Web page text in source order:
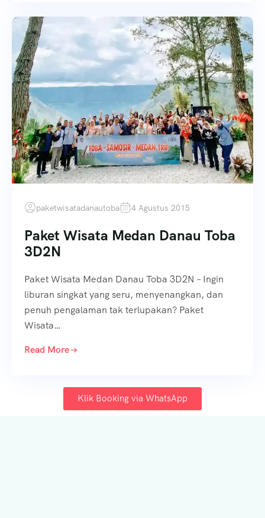
paketwisatadanautoba 4 Agustus 2015
Paket Wisata Medan Danau Toba
3D2N
Paket Wisata Medan Danau Toba 3D2N – Ingin
liburan singkat yang seru, menyenangkan, dan
penuh pengalaman tak terlupakan? Paket
Wisata…
Read More
Klik Booking via WhatsApp